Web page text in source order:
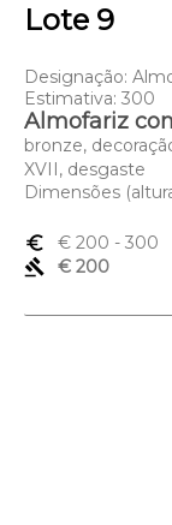
Lote 9
Designação:
Estimativa: 300
Almofariz
bronze,
XVII, desgaste
Dimensões
euro_symbol € 200 - 300
gavel
€ 200